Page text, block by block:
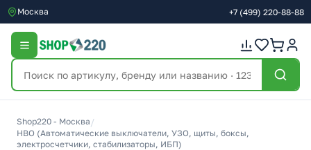
Москва +7 (499) 220-88-88
Shop220 - Москва /
НВО (Автоматические выключатели, УЗО, щиты, боксы,
электросчетчики, стабилизаторы, ИБП)